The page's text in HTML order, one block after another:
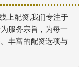
上配资,我们专注于
服务宗旨，为每一
丰富的配资选项与